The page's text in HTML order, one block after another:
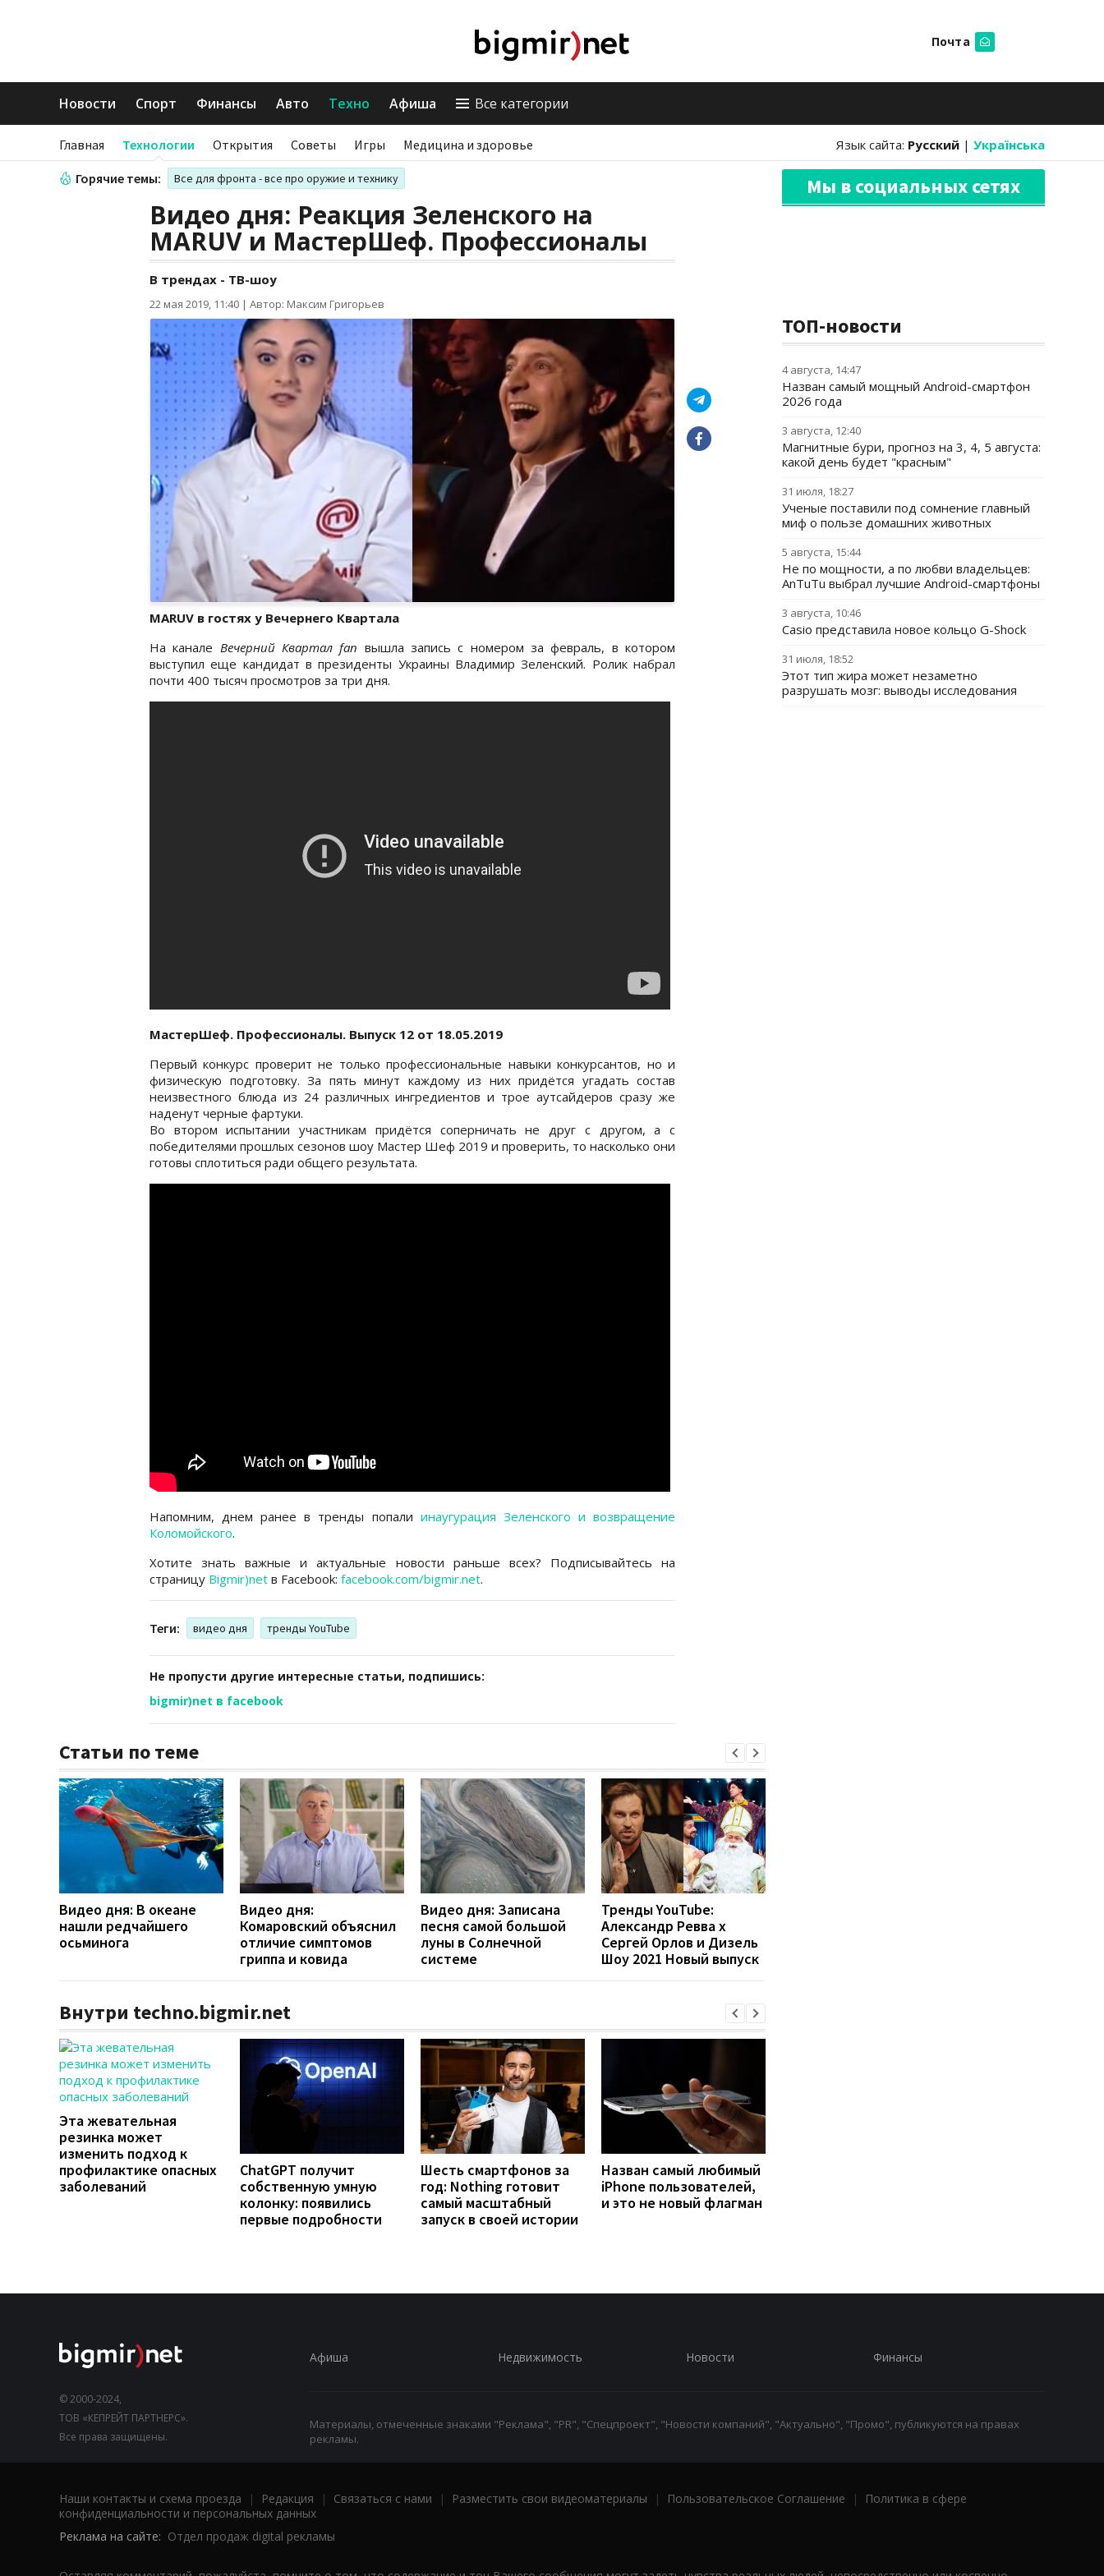
Почта
Новости Спорт Финансы Авто Техно Афиша Все категории
Главная Технологии Открытия Советы Игры Медицина и здоровье Язык сайта: Русский | Українська
Горячие темы: Все для фронта - все про оружие и технику
Видео дня: Реакция Зеленского на
MARUV и МастерШеф. Профессионалы
В трендах - ТВ-шоу
22 мая 2019, 11:40 | Автор: Максим Григорьев
MARUV в гостях у Вечернего Квартала
На канале Вечерний Квартал fan вышла запись с номером за февраль, в котором
выступил еще кандидат в президенты Украины Владимир Зеленский. Ролик набрал
почти 400 тысяч просмотров за три дня.
МастерШеф. Профессионалы. Выпуск 12 от 18.05.2019
Первый конкурс проверит не только профессиональные навыки конкурсантов, но и
физическую подготовку. За пять минут каждому из них придётся угадать состав
неизвестного блюда из 24 различных ингредиентов и трое аутсайдеров сразу же
наденут черные фартуки.
Во втором испытании участникам придётся соперничать не друг с другом, а с
победителями прошлых сезонов шоу Мастер Шеф 2019 и проверить, то насколько они
готовы сплотиться ради общего результата.
Напомним, днем ранее в тренды попали инаугурация Зеленского и возвращение
Коломойского.
Хотите знать важные и актуальные новости раньше всех? Подписывайтесь на
страницу Bigmir)net в Facebook: facebook.com/bigmir.net.
Теги: видео дня тренды YouTube
Не пропусти другие интересные статьи, подпишись:
bigmir)net в facebook
Статьи по теме
Видео дня: В океане
нашли редчайшего
осьминога
Видео дня:
Комаровский объяснил
отличие симптомов
гриппа и ковида
Видео дня: Записана
песня самой большой
луны в Солнечной
системе
Тренды YouTube:
Александр Ревва х
Сергей Орлов и Дизель
Шоу 2021 Новый выпуск
Внутри techno.bigmir.net
Эта жевательная
резинка может
изменить подход к
профилактике опасных
заболеваний
ChatGPT получит
собственную умную
колонку: появились
первые подробности
Шесть смартфонов за
год: Nothing готовит
самый масштабный
запуск в своей истории
Назван самый любимый
iPhone пользователей,
и это не новый флагман
Мы в социальных сетях
ТОП-новости
4 августа, 14:47
Назван самый мощный Android-смартфон
2026 года
3 августа, 12:40
Магнитные бури, прогноз на 3, 4, 5 августа:
какой день будет "красным"
31 июля, 18:27
Ученые поставили под сомнение главный
миф о пользе домашних животных
5 августа, 15:44
Не по мощности, а по любви владельцев:
AnTuTu выбрал лучшие Android-смартфоны
3 августа, 10:46
Casio представила новое кольцо G-Shock
31 июля, 18:52
Этот тип жира может незаметно
разрушать мозг: выводы исследования
© 2000-2024,
ТОВ «КЕПРЕЙТ ПАРТНЕРС».
Все права защищены.
Афиша Недвижимость Новости Финансы
Материалы, отмеченные знаками "Реклама", "PR", "Спецпроект", "Новости компаний", "Актуально", "Промо", публикуются на правах
рекламы.
Наши контакты и схема проезда | Редакция | Связаться с нами | Разместить свои видеоматериалы | Пользовательское Соглашение |
Политика в сфере
конфиденциальности и персональных данных
Реклама на сайте: Отдел продаж digital рекламы